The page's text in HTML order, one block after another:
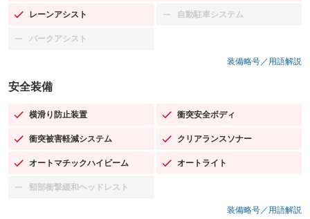
レーンアシスト
：装備あり 自動駐車システム
：装備なし
パークアシスト
：装備なし
装備略号／用語解説
安全装備
横滑り防止装置
：装備あり 衝突安全ボディ
：装備あり
衝突被害軽減システム
：装備あり クリアランスソナー
：装備あり
オートマチックハイビーム
：装備あり オートライト
：装備あり
頸部衝撃緩和ヘッドレスト
：装備なし
装備略号／用語解説